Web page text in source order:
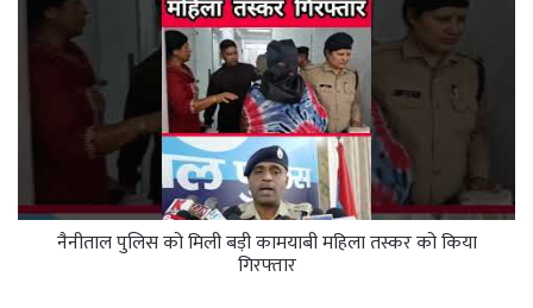
नैनीताल पुलिस को मिली बड़ी कामयाबी महिला तस्कर को किया
गिरफ्तार